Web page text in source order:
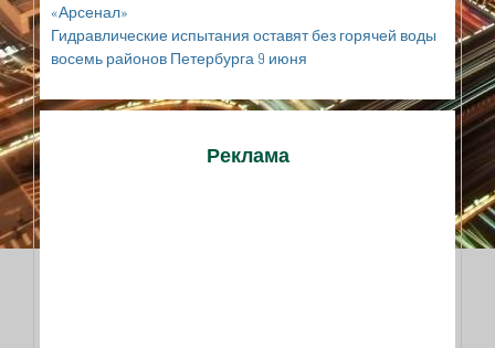
«Арсенал»
Гидравлические испытания оставят без горячей воды
восемь районов Петербурга 9 июня
Реклама